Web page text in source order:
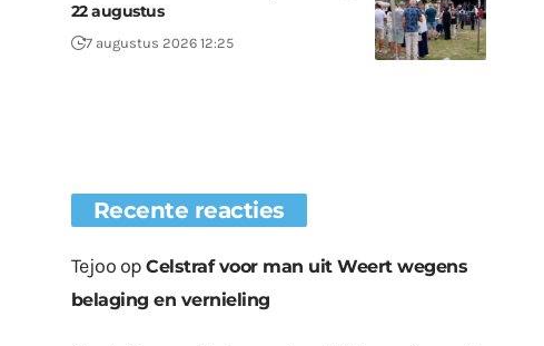
22 augustus
7 augustus 2026 12:25
Recente reacties
Tejoo opCelstraf voor man uit Weert wegens
belaging en vernieling